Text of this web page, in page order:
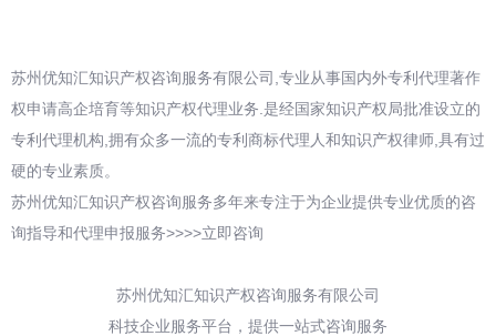
苏州优知汇知识产权咨询服务有限公司,专业从事国内外专利代理著作
权申请高企培育等知识产权代理业务.是经国家知识产权局批准设立的
专利代理机构,拥有众多一流的专利商标代理人和知识产权律师,具有过
硬的专业素质。
苏州优知汇知识产权咨询服务多年来专注于为企业提供专业优质的咨
询指导和代理申报服务>>>>立即咨询
苏州优知汇知识产权咨询服务有限公司
科技企业服务平台，提供一站式咨询服务